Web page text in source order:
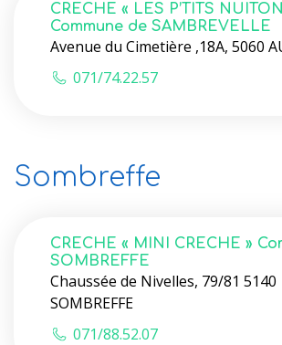
CRECHE « LES P’TITS
Commune de SAMBREVELLE
Avenue du Cimetière ,18A, 5060
071/74.22.57
Sombreffe
CRECHE « MINI CRECHE »
SOMBREFFE
Chaussée de Nivelles, 79/81 5140
SOMBREFFE
071/88.52.07